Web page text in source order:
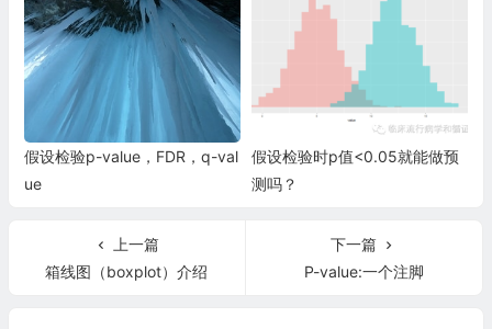
假设检验p-value，FDR，q-val
ue
假设检验时p值<0.05就能做预
测吗？
上一篇
箱线图（boxplot）介绍
下一篇
P-value:一个注脚